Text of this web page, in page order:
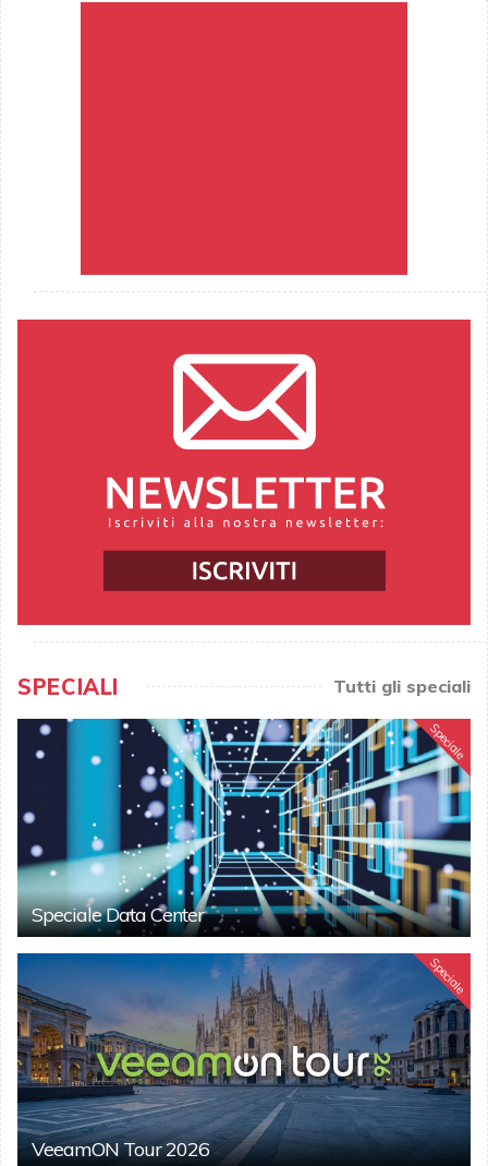
SPECIALI Tutti gli speciali
Speciale
Speciale Data Center
Speciale
VeeamON Tour 2026